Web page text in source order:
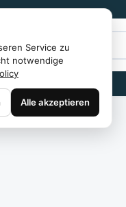
Service zu
notwendige
Alle akzeptieren